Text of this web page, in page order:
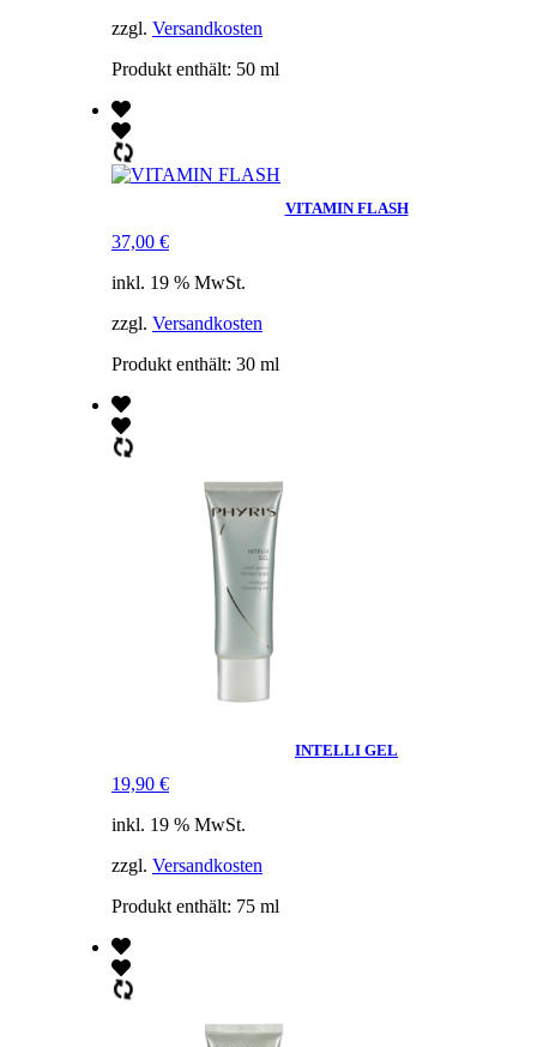
zzgl. Versandkosten
Produkt enthält: 50 ml
VITAMIN FLASH
37,00 €
inkl. 19 % MwSt.
zzgl. Versandkosten
Produkt enthält: 30 ml
INTELLI GEL
19,90 €
inkl. 19 % MwSt.
zzgl. Versandkosten
Produkt enthält: 75 ml